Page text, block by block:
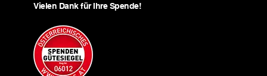
Vielen Dank für Ihre Spende!